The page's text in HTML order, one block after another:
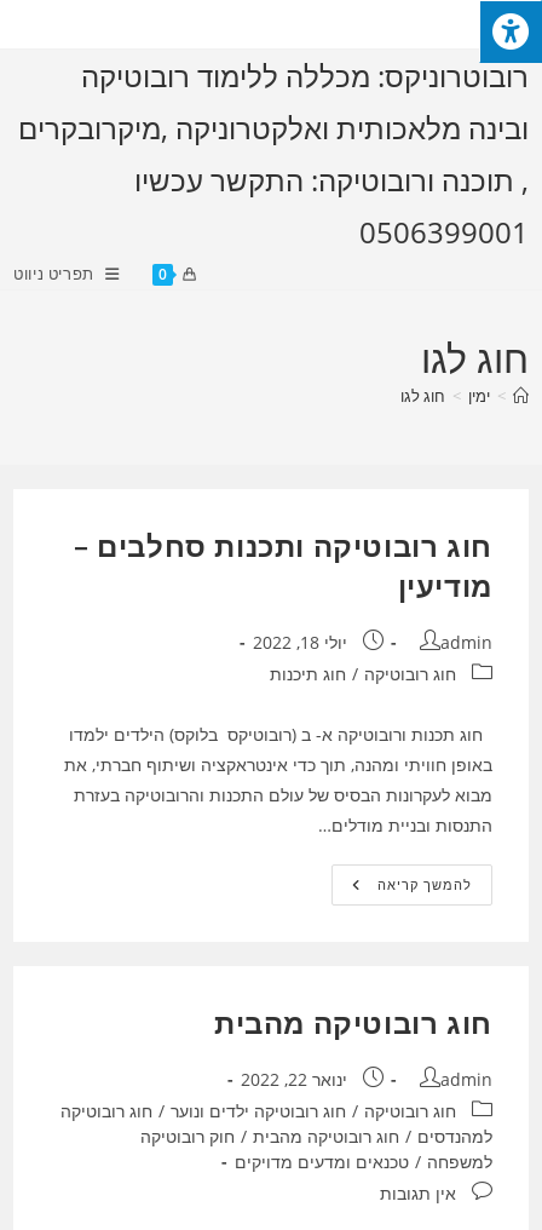
Skip
to
content
רובוטרוניקס: מכללה ללימוד רובוטיקה
ובינה מלאכותית ואלקטרוניקה ,מיקרובקרים
, תוכנה ורובוטיקה: התקשר עכשיו
0506399001
0 תפריט ניווט
חוג לגו
> ימין > חוג לגו
חוג רובוטיקה ותכנות סחלבים –
מודיעין
מחבר:
admin פורסם:יולי 18, 2022
קטגוריה:חוג רובוטיקה / חוג תיכנות
חוג תכנות ורובוטיקה א- ב (רובוטיקס בלוקס) הילדים ילמדו
באופן חוויתי ומהנה, תוך כדי אינטראקציה ושיתוף חברתי, את
מבוא לעקרונות הבסיס של עולם התכנות והרובוטיקה בעזרת
התנסות ובניית מודלים…
להמשך קריאהחוג
רובוטיקה
חוג רובוטיקה מהבית
מחבר:
admin פורסם:ינואר 22, 2022
קטגוריה:חוג רובוטיקה / חוג רובוטיקה ילדים ונוער / חוג רובוטיקה
למהנדסים / חוג רובוטיקה מהבית / חוק רובוטיקה
למשפחה / טכנאים ומדעים מדויקים
תגובות:אין תגובות